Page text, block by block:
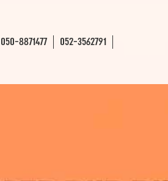
052-3562791
050-8871477